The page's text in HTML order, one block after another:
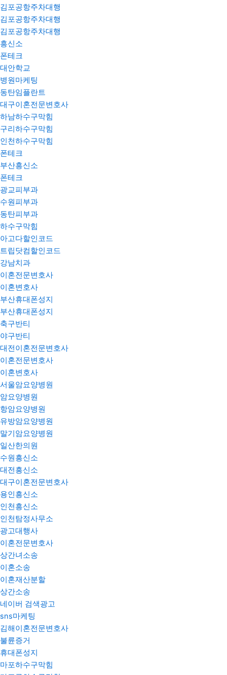
김포공항주차대행
김포공항주차대행
김포공항주차대행
흥신소
폰테크
대안학교
병원마케팅
동탄임플란트
대구이혼전문변호사
하남하수구막힘
구리하수구막힘
인천하수구막힘
폰테크
부산흥신소
폰테크
광교피부과
수원피부과
동탄피부과
하수구막힘
아고다할인코드
트립닷컴할인코드
강남치과
이혼전문변호사
이혼변호사
부산휴대폰성지
부산휴대폰성지
축구반티
야구반티
대전이혼전문변호사
이혼전문변호사
이혼변호사
서울암요양병원
암요양병원
항암요양병원
유방암요양병원
말기암요양병원
일산한의원
수원흥신소
대전흥신소
대구이혼전문변호사
용인흥신소
인천흥신소
인천탐정사무소
광고대행사
이혼전문변호사
상간녀소송
이혼소송
이혼재산분할
상간소송
네이버 검색광고
sns마케팅
김해이혼전문변호사
불륜증거
휴대폰성지
마포하수구막힘